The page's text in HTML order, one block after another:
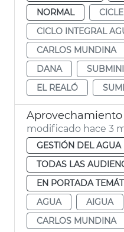
NORMAL
CICLO INTEGRAL
CARLOS MUNDINA
DANA
EL REALÓ
modificado hace 3
GESTIÓN DEL AGUA
TODAS LAS
EN PORTADA
AGUA
AIGUA
CARLOS MUNDINA